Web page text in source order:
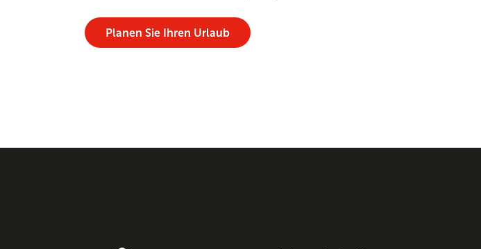
Planen Sie Ihren Urlaub